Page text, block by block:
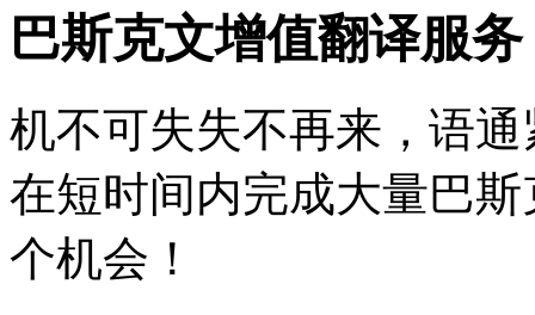
巴斯克文增值翻译服务
机不可失失不再来，语
在短时间内完成大量巴
个机会！